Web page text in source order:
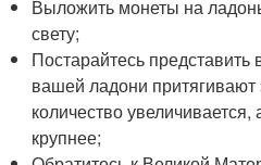
Выложить монеты на
свету;
Постарайтесь представить
вашей ладони притягивают
количество
крупнее;